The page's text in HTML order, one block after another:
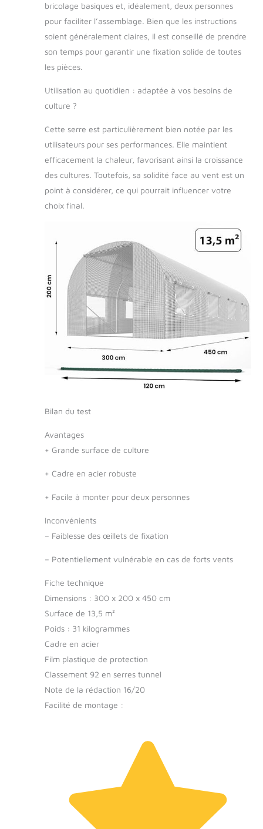
bricolage basiques et, idéalement, deux personnes
pour faciliter l’assemblage. Bien que les instructions
soient généralement claires, il est conseillé de prendre
son temps pour garantir une fixation solide de toutes
les pièces.
Utilisation au quotidien : adaptée à vos besoins de
culture ?
Cette serre est particulièrement bien notée par les
utilisateurs pour ses performances. Elle maintient
efficacement la chaleur, favorisant ainsi la croissance
des cultures. Toutefois, sa solidité face au vent est un
point à considérer, ce qui pourrait influencer votre
choix final.
Bilan du test
Avantages
+ Grande surface de culture
+ Cadre en acier robuste
+ Facile à monter pour deux personnes
Inconvénients
– Faiblesse des œillets de fixation
– Potentiellement vulnérable en cas de forts vents
Fiche technique
Dimensions : 300 x 200 x 450 cm
Surface de 13,5 m²
Poids : 31 kilogrammes
Cadre en acier
Film plastique de protection
Classement 92 en serres tunnel
Note de la rédaction 16/20
Facilité de montage :